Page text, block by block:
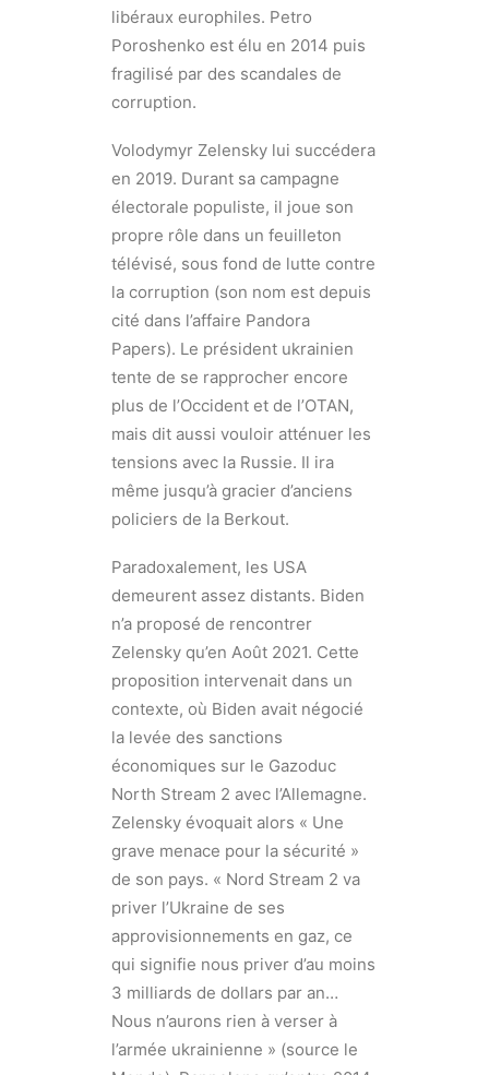
libéraux europhiles. Petro
Poroshenko est élu en 2014 puis
fragilisé par des scandales de
corruption.
Volodymyr Zelensky lui succédera
en 2019. Durant sa campagne
électorale populiste, il joue son
propre rôle dans un feuilleton
télévisé, sous fond de lutte contre
la corruption (son nom est depuis
cité dans l’affaire Pandora
Papers). Le président ukrainien
tente de se rapprocher encore
plus de l’Occident et de l’OTAN,
mais dit aussi vouloir atténuer les
tensions avec la Russie. Il ira
même jusqu’à gracier d’anciens
policiers de la Berkout.
Paradoxalement, les USA
demeurent assez distants. Biden
n’a proposé de rencontrer
Zelensky qu’en Août 2021. Cette
proposition intervenait dans un
contexte, où Biden avait négocié
la levée des sanctions
économiques sur le Gazoduc
North Stream 2 avec l’Allemagne.
Zelensky évoquait alors « Une
grave menace pour la sécurité »
de son pays. « Nord Stream 2 va
priver l’Ukraine de ses
approvisionnements en gaz, ce
qui signifie nous priver d’au moins
3 milliards de dollars par an…
Nous n’aurons rien à verser à
l’armée ukrainienne » (source le